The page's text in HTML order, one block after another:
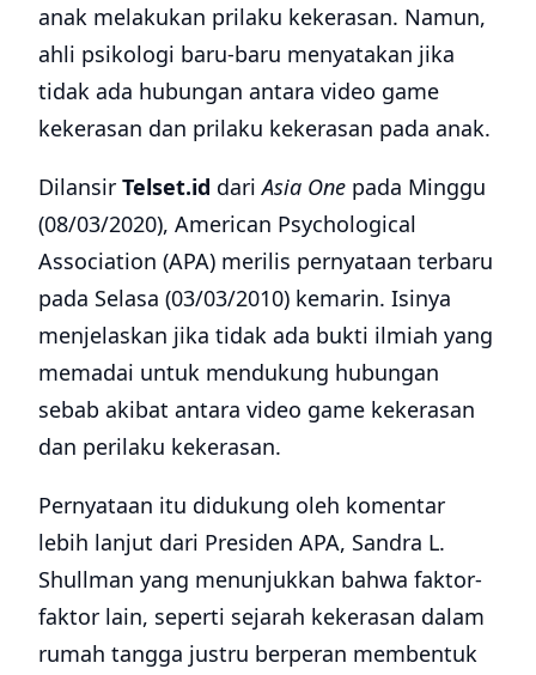
anak melakukan prilaku kekerasan. Namun,
ahli psikologi baru-baru menyatakan jika
tidak ada hubungan antara video game
kekerasan dan prilaku kekerasan pada anak.
Dilansir Telset.id dariAsia One pada Minggu
(08/03/2020), American Psychological
Association (APA) merilis pernyataan terbaru
pada Selasa (03/03/2010) kemarin. Isinya
menjelaskan jika tidak ada bukti ilmiah yang
memadai untuk mendukung hubungan
sebab akibat antara video game kekerasan
dan perilaku kekerasan.
Pernyataan itu didukung oleh komentar
lebih lanjut dari Presiden APA, Sandra L.
Shullman yang menunjukkan bahwa faktor-
faktor lain, seperti sejarah kekerasan dalam
rumah tangga justru berperan membentuk